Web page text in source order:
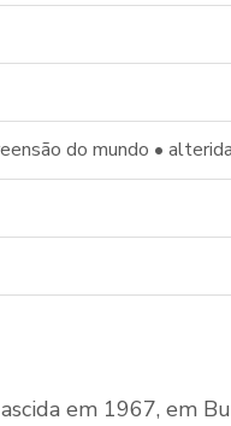
do mundo •
em 1967, em